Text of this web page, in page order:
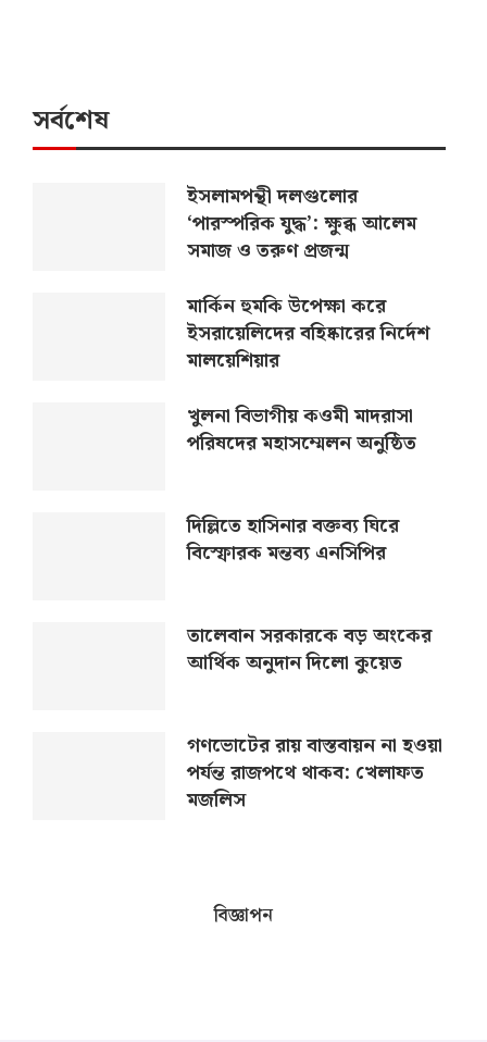
সর্বশেষ
ইসলামপন্থী দলগুলোর
‘পারস্পরিক যুদ্ধ’: ক্ষুব্ধ আলেম
সমাজ ও তরুণ প্রজন্ম
মার্কিন হুমকি উপেক্ষা করে
ইসরায়েলিদের বহিষ্কারের নির্দেশ
মালয়েশিয়ার
খুলনা বিভাগীয় কওমী মাদরাসা
পরিষদের মহাসম্মেলন অনুষ্ঠিত
দিল্লিতে হাসিনার বক্তব্য ঘিরে
বিস্ফোরক মন্তব্য এনসিপির
তালেবান সরকারকে বড় অংকের
আর্থিক অনুদান দিলো কুয়েত
গণভোটের রায় বাস্তবায়ন না হওয়া
পর্যন্ত রাজপথে থাকব: খেলাফত
মজলিস
বিজ্ঞাপন